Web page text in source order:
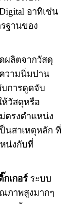
อาทิเช่น
ฐานของ
ผลิตจากวัสดุ
วามนิ่มปาน
บการดูดจับ
ห้วัสดุหรือ
ตรงตำแหน่ง
นสาเหตุหลัก ที่
น่งกับที่
กเกอร์ระบบ
ภาพสูงมากๆ